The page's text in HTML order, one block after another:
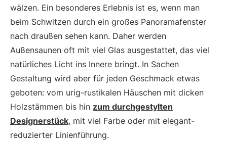
wälzen. Ein besonderes Erlebnis ist es, wenn man
beim Schwitzen durch ein großes Panoramafenster
nach draußen sehen kann. Daher werden
Außensaunen oft mit viel Glas ausgestattet, das viel
natürliches Licht ins Innere bringt. In Sachen
Gestaltung wird aber für jeden Geschmack etwas
geboten: vom urig-rustikalen Häuschen mit dicken
Holzstämmen bis hin zum durchgestylten
Designerstück, mit viel Farbe oder mit elegant-
reduzierter Linienführung.